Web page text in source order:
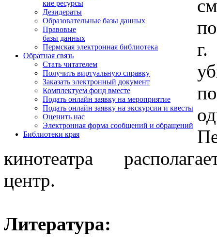
кие ресурсы
Дезидераты
Образовательные базы данных
Правовые
базы данных
Пермская электронная библиотека
Обратная связь
Стать читателем
Получить виртуальную справку
Заказать электронный документ
Комплектуем фонд вместе
Подать онлайн заявку на мероприятие
Подать онлайн заявку на экскурсии и квесты
Оценить нас
Электронная форма сообщений и обращений
Библиотеки края
кинотеатра
центр.
Литература: